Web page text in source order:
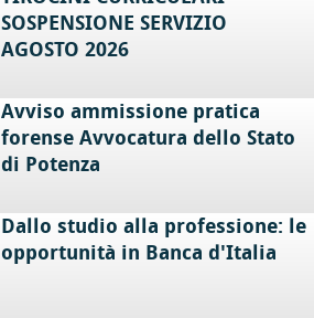
SOSPENSIONE SERVIZIO
AGOSTO 2026
Avviso ammissione pratica
forense Avvocatura dello Stato
di Potenza
Dallo studio alla professione: le
opportunità in Banca d'Italia